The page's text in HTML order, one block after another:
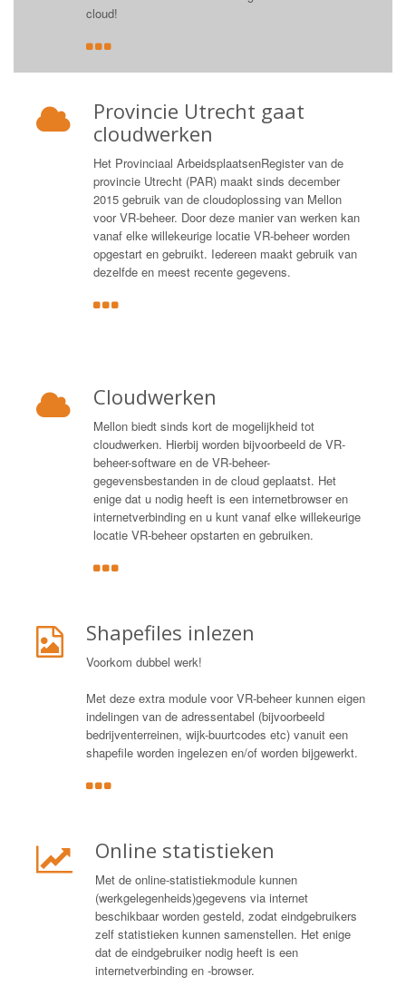
cloud!
Provincie Utrecht gaat
cloudwerken
Het Provinciaal ArbeidsplaatsenRegister van de
provincie Utrecht (PAR) maakt sinds december
2015 gebruik van de cloudoplossing van Mellon
voor VR-beheer. Door deze manier van werken kan
vanaf elke willekeurige locatie VR-beheer worden
opgestart en gebruikt. Iedereen maakt gebruik van
dezelfde en meest recente gegevens.
Cloudwerken
Mellon biedt sinds kort de mogelijkheid tot
cloudwerken. Hierbij worden bijvoorbeeld de VR-
beheer-software en de VR-beheer-
gegevensbestanden in de cloud geplaatst. Het
enige dat u nodig heeft is een internetbrowser en
internetverbinding en u kunt vanaf elke willekeurige
locatie VR-beheer opstarten en gebruiken.
Shapefiles inlezen
Voorkom dubbel werk!
Met deze extra module voor VR-beheer kunnen eigen
indelingen van de adressentabel (bijvoorbeeld
bedrijventerreinen, wijk-buurtcodes etc) vanuit een
shapefile worden ingelezen en/of worden bijgewerkt.
Online statistieken
Met de online-statistiekmodule kunnen
(werkgelegenheids)gegevens via internet
beschikbaar worden gesteld, zodat eindgebruikers
zelf statistieken kunnen samenstellen. Het enige
dat de eindgebruiker nodig heeft is een
internetverbinding en -browser.